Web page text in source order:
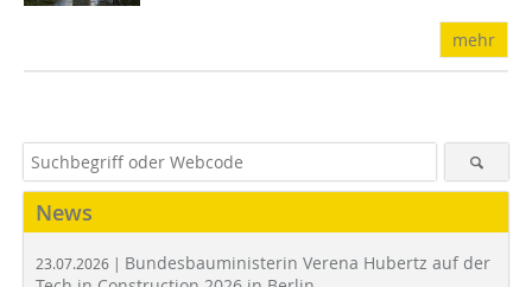
mehr
News
23.07.2026 | Bundesbauministerin Verena Hubertz auf der